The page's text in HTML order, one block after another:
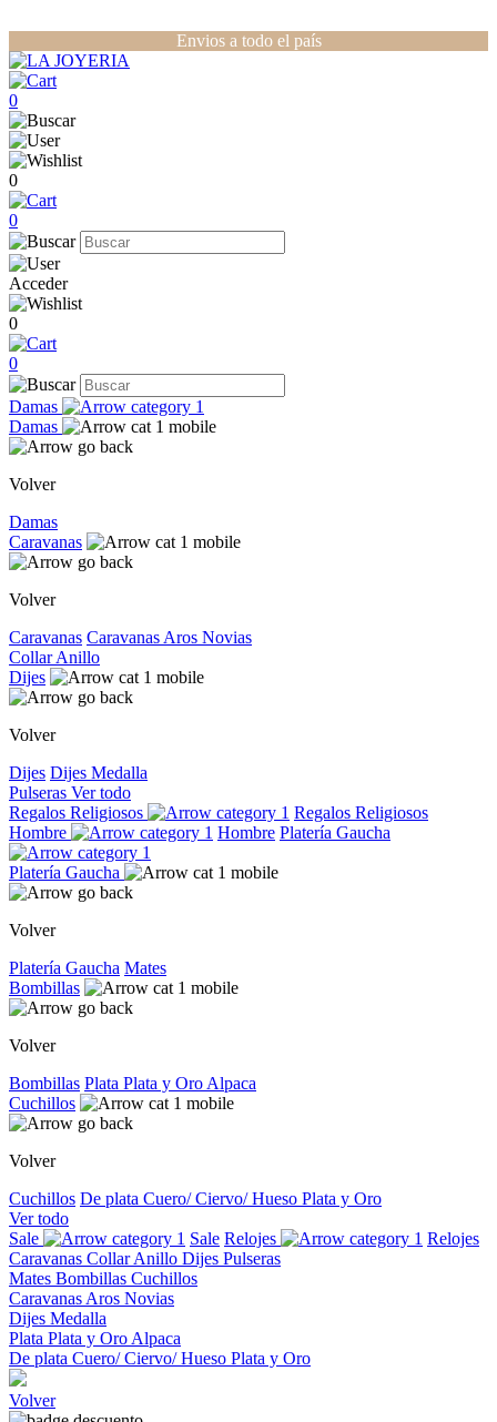
Envios a todo el país
0
0
0
Acceder
0
0
Damas
Damas
Volver
Damas
Caravanas
Volver
Caravanas Caravanas Aros Novias
CollarAnillo
Dijes
Volver
Dijes Dijes Medalla
Pulseras Ver todo
Regalos Religiosos
Regalos Religiosos
Hombre
Hombre Platería Gaucha
Platería Gaucha
Volver
Platería Gaucha Mates
Bombillas
Volver
Bombillas Plata Plata y Oro Alpaca
Cuchillos
Volver
Cuchillos De plata Cuero/ Ciervo/ Hueso Plata y Oro
Ver todo
Sale
Sale Relojes
Relojes
Caravanas CollarAnillo Dijes Pulseras
Mates Bombillas Cuchillos
Caravanas Aros Novias
Dijes Medalla
Plata Plata y Oro Alpaca
De plata Cuero/ Ciervo/ Hueso Plata y Oro
Volver